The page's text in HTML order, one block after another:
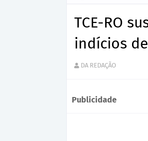
TCE-RO
indícios
DA REDAÇÃO
Publicidade